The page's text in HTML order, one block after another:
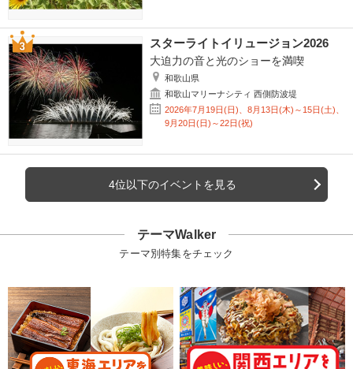
スターライトイリュージョン2026
大迫力の音と光のショーを満喫
和歌山県
和歌山マリーナシティ 西側防波堤
2026年7月19日(日)、8月13日(木)～15日(土)、
9月20日(日)～22日(祝)
4位以下のイベントを見る
テーマWalker
テーマ別特集をチェック